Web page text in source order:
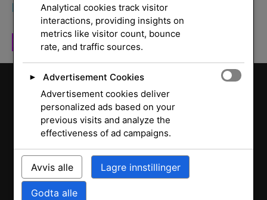
kr 4 360,00 eksl. mva.
Legg i handlekurv
Kontakt
post@digihuset.no
Man-Fre:08:00 - 16:00
Statsminister Torps vei 1A, 1738 Borgenhaugen
921 074 611
Analytical cookies track visitor
interactions, providing insights on
metrics like visitor count, bounce
rate, and traffic sources.
►
Advertisement Cookies
Advertisement cookies deliver
personalized ads based on your
previous visits and analyze the
effectiveness of ad campaigns.
Avvis alle Lagre innstillinger
Godta alle